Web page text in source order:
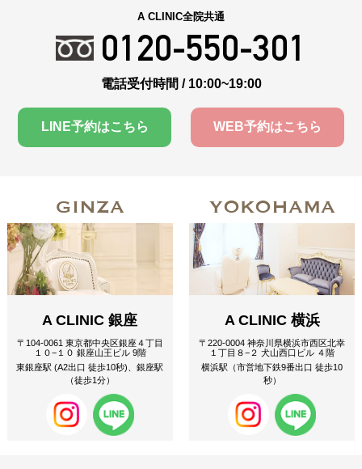
A CLINIC全院共通
0120-550-301
電話受付時間 / 10:00~19:00
LINE予約はこちら WEB予約はこちら
GINZA
A CLINIC 銀座
〒104-0061 東京都中央区銀座４丁目
１０−１０ 銀座山王ビル 9階
東銀座駅 (A2出口 徒歩10秒)、銀座駅
（徒歩1分）
YOKOHAMA
A CLINIC 横浜
〒220-0004 神奈川県横浜市西区北幸
１丁目８−２ 犬山西口ビル ４階
横浜駅（市営地下鉄9番出口 徒歩10
秒）